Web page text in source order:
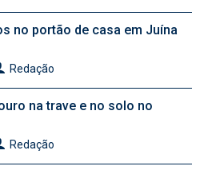
no portão de casa em Juína
Redação
na trave e no solo no
Redação